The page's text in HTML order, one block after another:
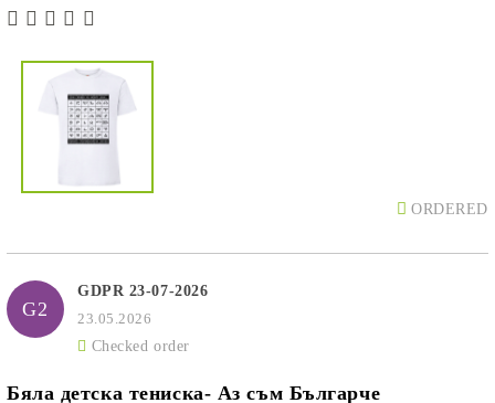
ORDERED
G2
GDPR 23-07-2026
23.05.2026
Checked order
Бяла детска тениска- Аз съм Българче